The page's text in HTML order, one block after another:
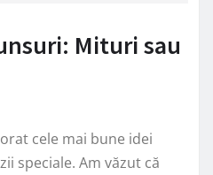
Mituri sau
cele mai bune idei
speciale. Am văzut că